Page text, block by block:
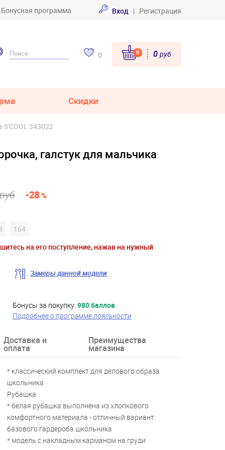
Бонусная программа Вход | Регистрация
0 0 0 руб
Скидки
343022
галстук для мальчика
-28%
164
на его поступление, нажав на нужный
Замеры данной модели
Бонусы за покупку: 980 баллов
Подробнее о программе лояльности
Доставка и
оплата
Преимущества
магазина
* классический комплект для делового образа
школьника
Рубашка:
* белая рубашка выполнена из хлопкового
комфортного материала - отличный вариант
базового гардероба школьника
* модель с накладным карманом на груди